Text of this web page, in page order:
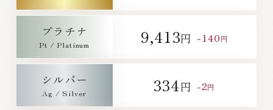
プラチナ 9,413円 -140円
シルバー 334円 -2円